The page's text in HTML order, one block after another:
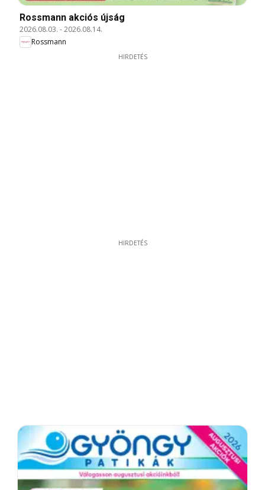
Rossmann akciós újság
2026.08.03. -2026.08.14.
Rossmann
HIRDETÉS
HIRDETÉS